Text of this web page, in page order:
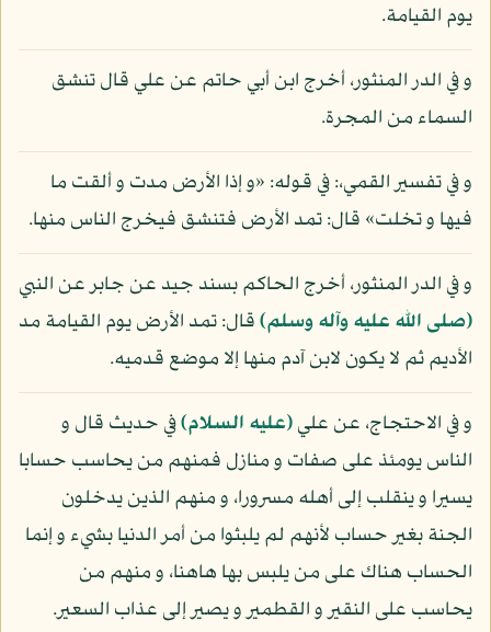
يوم القيامة.
و في الدر المنثور، أخرج ابن أبي حاتم عن علي قال تنشق
السماء من المجرة.
و في تفسير القمي،: في قوله: «و إذا الأرض مدت و ألقت ما
فيها و تخلت» قال: تمد الأرض فتنشق فيخرج الناس منها.
و في الدر المنثور، أخرج الحاكم بسند جيد عن جابر عن النبي
(صلى الله عليه وآله وسلم)قال: تمد الأرض يوم القيامة مد
الأديم ثم لا يكون لابن آدم منها إلا موضع قدميه.
و في الاحتجاج، عن علي(عليه السلام)في حديث قال و
الناس يومئذ على صفات و منازل فمنهم من يحاسب حسابا
يسيرا و ينقلب إلى أهله مسرورا، و منهم الذين يدخلون
الجنة بغير حساب لأنهم لم يلبثوا من أمر الدنيا بشيء و إنما
الحساب هناك على من يلبس بها هاهنا، و منهم من
يحاسب على النقير و القطمير و يصير إلى عذاب السعير.